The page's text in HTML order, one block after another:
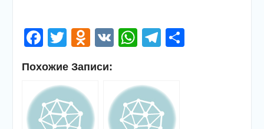
Facebook
Twitter
Odnoklassniki
VKWhatsApp
Telegram
Похожие Записи: